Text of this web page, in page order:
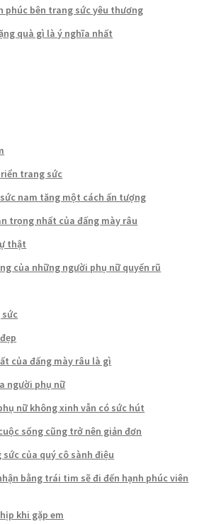
phúc bên trang sức yêu thương
quà gì là ý nghĩa nhất
trang sức
nam tăng một cách ấn tượng
trọng nhất của đấng mày râu
thật
của những người phụ nữ quyến rũ
sức
của đấng mày râu là gì
người phụ nữ
nữ không xinh vẫn có sức hút
sống cũng trở nên giản đơn
của quý cô sành điệu
bằng trái tim sẽ đi đến hạnh phúc viên
khi gặp em